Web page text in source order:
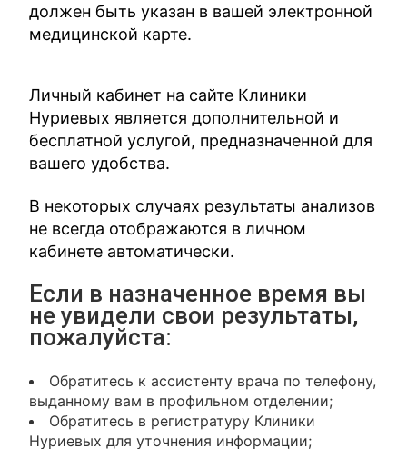
должен быть указан в вашей электронной
медицинской карте.
Личный кабинет на сайте Клиники
Нуриевых является дополнительной и
бесплатной услугой, предназначенной для
вашего удобства.
В некоторых случаях результаты анализов
не всегда отображаются в личном
кабинете автоматически.
Если в назначенное время вы
не увидели свои результаты,
пожалуйста:
Обратитесь к ассистенту врача по телефону,
выданному вам в профильном отделении;
Обратитесь в регистратуру Клиники
Нуриевых для уточнения информации;